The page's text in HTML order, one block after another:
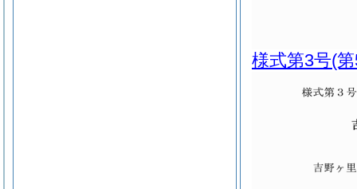
様式第3号(